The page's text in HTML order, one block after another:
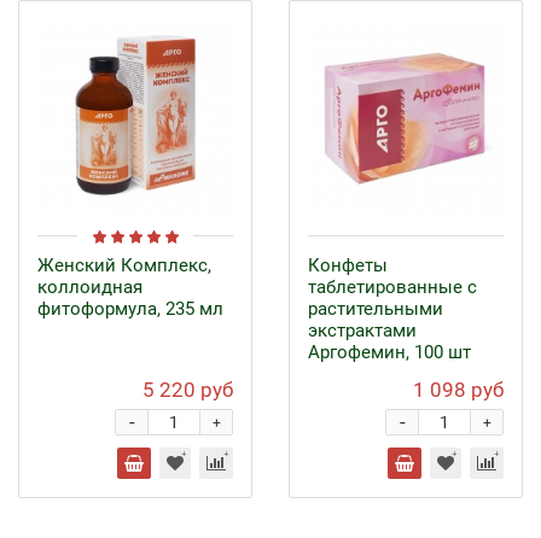
Женский Комплекс,
коллоидная
фитоформула, 235 мл
5 220 руб
+
-
Конфеты
таблетированные с
растительными
экстрактами
Аргофемин, 100 шт
1 098 руб
+
-